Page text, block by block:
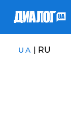
UA | RU